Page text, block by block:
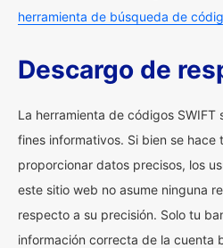
herramienta de búsqueda de
Descargo de
La herramienta de códigos SWIFT
fines informativos. Si bien se hace
proporcionar datos precisos, los
este sitio web no asume ninguna
respecto a su precisión. Solo tu
información correcta de la cuenta